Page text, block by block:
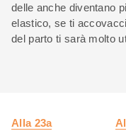
delle anche diventano
elastico, se ti
del parto ti sarà molto
Alla 23a